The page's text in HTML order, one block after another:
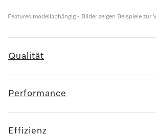
Features modellabhängig - Bilder zeigen Beispiele zur
Qualität
Performance
Effizienz